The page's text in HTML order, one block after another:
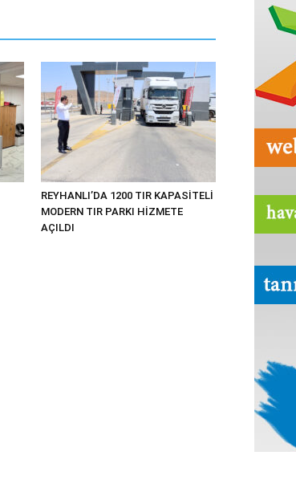
REYHANLI’DA 1200 TIR KAPASİTELİ
MODERN TIR PARKI HİZMETE
AÇILDI